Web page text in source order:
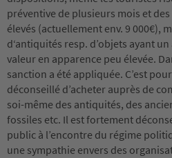
préventive de plusieurs mois et
élevés (actuellement env. 9 000€),
d‘antiquités resp. d’objets ayant
valeur en apparence peu élevée.
sanction a été appliquée. C’est
déconseillé d’acheter auprès de
soi-même des antiquités, des
fossiles etc. Il est fortement
public à l’encontre du régime
une sympathie envers des